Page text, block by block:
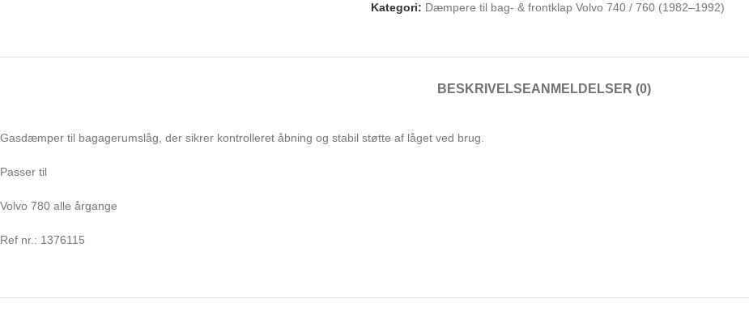
Kategori: Dæmpere til bag- & frontklap Volvo 740 / 760 (1982–1992)
BESKRIVELSEANMELDELSER (0)
Gasdæmper til bagagerumslåg, der sikrer kontrolleret åbning og stabil støtte af låget ved brug.
Passer til
Volvo 780 alle årgange
Ref nr.: 1376115